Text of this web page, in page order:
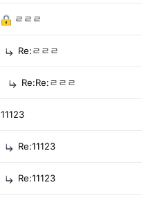
ㄹㄹㄹ
Re:ㄹㄹㄹ
Re:Re:ㄹㄹㄹ
11123
Re:11123
Re:11123